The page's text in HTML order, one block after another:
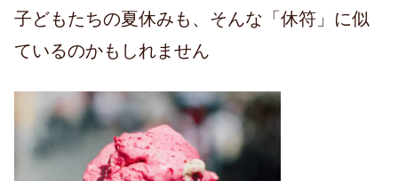
子どもたちの夏休みも、そんな「休符」に似
ているのかもしれません